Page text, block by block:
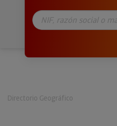
Directorio Geográfico